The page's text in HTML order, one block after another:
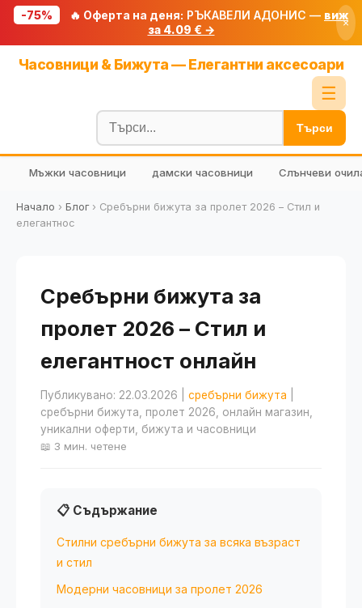
-75% 🔥 Оферта на деня: РЪКАВЕЛИ АДОНИС — виж
за 4.09 € →
×
Часовници & Бижута — Елегантни аксесоари
☰
Блог
🧮 Калкулатори
🔍 Намери продукт
🎁 Подарък
Търси
Мъжки часовници дамски часовници Слънчеви
Начало › Блог› Сребърни бижута за пролет 2026 – Стил и
елегантнос
Сребърни бижута за
пролет 2026 – Стил и
елегантност онлайн
Публикувано: 22.03.2026 сребърни бижута
сребърни бижута, пролет 2026, онлайн магазин,
уникални оферти, бижута и часовници
📖 3 мин. четене
📋 Съдържание
Стилни сребърни бижута за всяка възраст
и стил
Модерни часовници за пролет 2026